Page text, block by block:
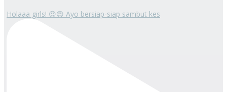
Holaaa girls! 😍😍 Ayo bersiap-siap sambut kes